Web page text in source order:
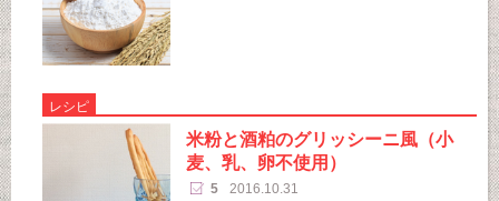
レシピ
米粉と酒粕のグリッシーニ風（小
麦、乳、卵不使用）
5 2016.10.31